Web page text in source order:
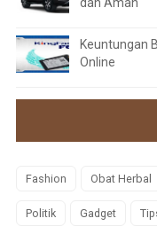
Keuntungan
Online
Fashion Obat Herbal
Politik Gadget